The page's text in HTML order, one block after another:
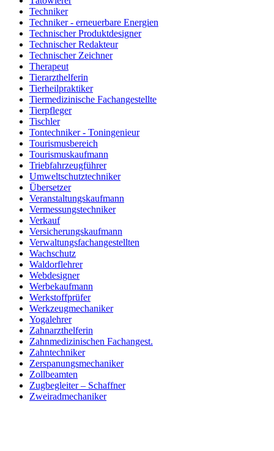
Techniker
Techniker - erneuerbare Energien
Technischer Produktdesigner
Technischer Redakteur
Technischer Zeichner
Therapeut
Tierarzthelferin
Tierheilpraktiker
Tiermedizinische Fachangestellte
Tierpfleger
Tischler
Tontechniker - Toningenieur
Tourismusbereich
Tourismuskaufmann
Triebfahrzeugführer
Umweltschutztechniker
Übersetzer
Veranstaltungskaufmann
Vermessungstechniker
Verkauf
Versicherungskaufmann
Verwaltungsfachangestellten
Wachschutz
Waldorflehrer
Webdesigner
Werbekaufmann
Werkstoffprüfer
Werkzeugmechaniker
Yogalehrer
Zahnarzthelferin
Zahnmedizinischen Fachangest.
Zahntechniker
Zerspanungsmechaniker
Zollbeamten
Zugbegleiter – Schaffner
Zweiradmechaniker